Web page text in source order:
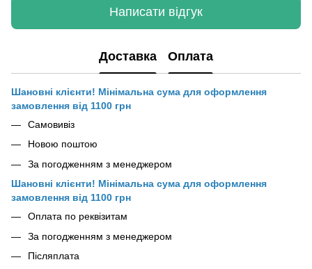
Написати відгук
Доставка Оплата
Шановні клієнти! Мінімальна сума для оформлення
замовлення від 1100 грн
Самовивіз
Новою поштою
За погодженням з менеджером
Шановні клієнти! Мінімальна сума для оформлення
замовлення від 1100 грн
Оплата по реквізитам
За погодженням з менеджером
Післяплата